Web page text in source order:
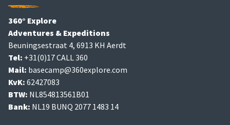
360° Explore
Adventures & Expeditions
Beuningsestraat 4, 6913 KH Aerdt
Tel: +31(0)17 CALL 360
Mail: basecamp@360explore.com
KvK: 62427083
BTW: NL854813561B01
Bank: NL19 BUNQ 2077 1483 14